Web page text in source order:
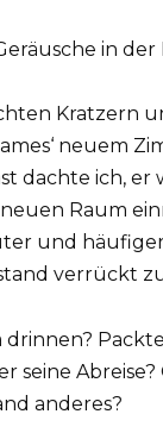
in der
Kratzern
neuem
dachte ich, er
Raum
und
verrückt
drinnen?
seine
anderes?